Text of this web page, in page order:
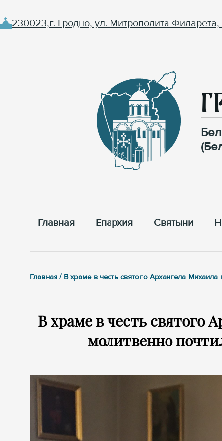
230023,г. Гродно, ул. Митрополита Филарета,
Главная Епархия Cвятыни
Главная / В храме в честь святого Архангела
В храме в честь святого
молитвенно